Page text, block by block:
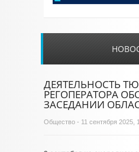
ДЕЯТЕЛЬНОСТЬ
РЕГОПЕРАТОРА
ЗАСЕДАНИИ
Общество - 11 сентября 2025,